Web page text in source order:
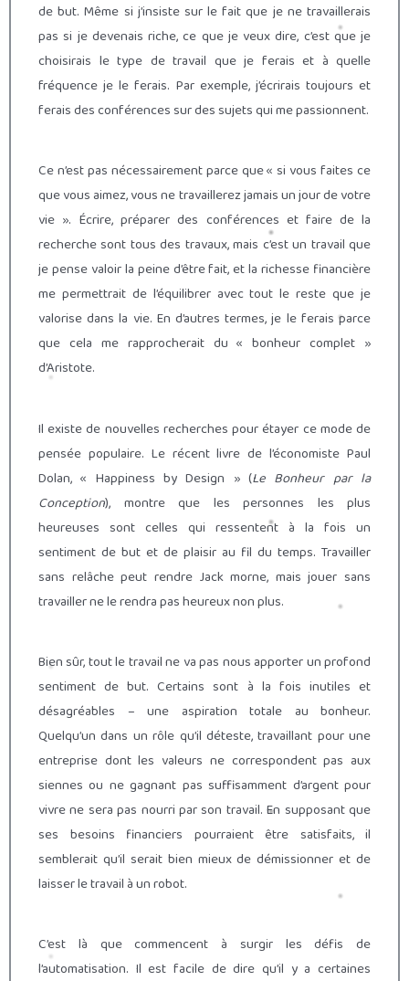
de but. Même si j’insiste sur le fait que je ne travaillerais
pas si je devenais riche, ce que je veux dire, c’est que je
choisirais le type de travail que je ferais et à quelle
fréquence je le ferais. Par exemple, j’écrirais toujours et
ferais des conférences sur des sujets qui me passionnent.
Ce n’est pas nécessairement parce que « si vous faites ce
que vous aimez, vous ne travaillerez jamais un jour de votre
vie ». Écrire, préparer des conférences et faire de la
recherche sont tous des travaux, mais c’est un travail que
je pense valoir la peine d’être fait, et la richesse financière
me permettrait de l’équilibrer avec tout le reste que je
valorise dans la vie. En d’autres termes, je le ferais parce
que cela me rapprocherait du « bonheur complet »
d’Aristote.
Il existe de nouvelles recherches pour étayer ce mode de
pensée populaire. Le récent livre de l’économiste Paul
Dolan, « Happiness by Design » (Le Bonheur par la
Conception), montre que les personnes les plus
heureuses sont celles qui ressentent à la fois un
sentiment de but et de plaisir au fil du temps. Travailler
sans relâche peut rendre Jack morne, mais jouer sans
travailler ne le rendra pas heureux non plus.
Bien sûr, tout le travail ne va pas nous apporter un profond
sentiment de but. Certains sont à la fois inutiles et
désagréables – une aspiration totale au bonheur.
Quelqu’un dans un rôle qu’il déteste, travaillant pour une
entreprise dont les valeurs ne correspondent pas aux
siennes ou ne gagnant pas suffisamment d’argent pour
vivre ne sera pas nourri par son travail. En supposant que
ses besoins financiers pourraient être satisfaits, il
semblerait qu’il serait bien mieux de démissionner et de
laisser le travail à un robot.
C’est là que commencent à surgir les défis de
l’automatisation. Il est facile de dire qu’il y a certaines